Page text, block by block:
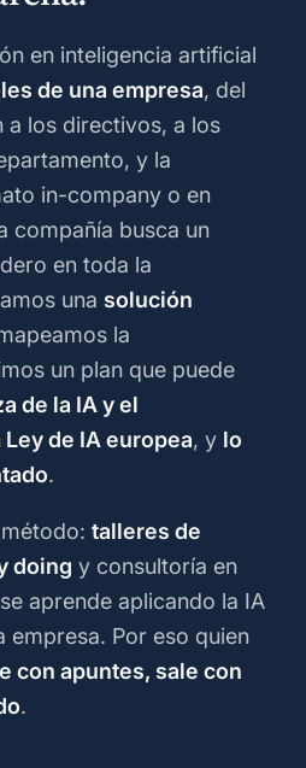
en inteligencia artificial
de una empresa, del
los directivos, a los
y la
in-company o en
compañía busca un
en toda la
una solución
la
un plan que puede
de la IA y el
de IA europea, y lo
.
talleres de
doing y consultoría en
aprende aplicando la IA
empresa. Por eso quien
con apuntes, sale con
.